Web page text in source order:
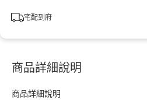
宅配到府
商品詳細說明
商品詳細說明